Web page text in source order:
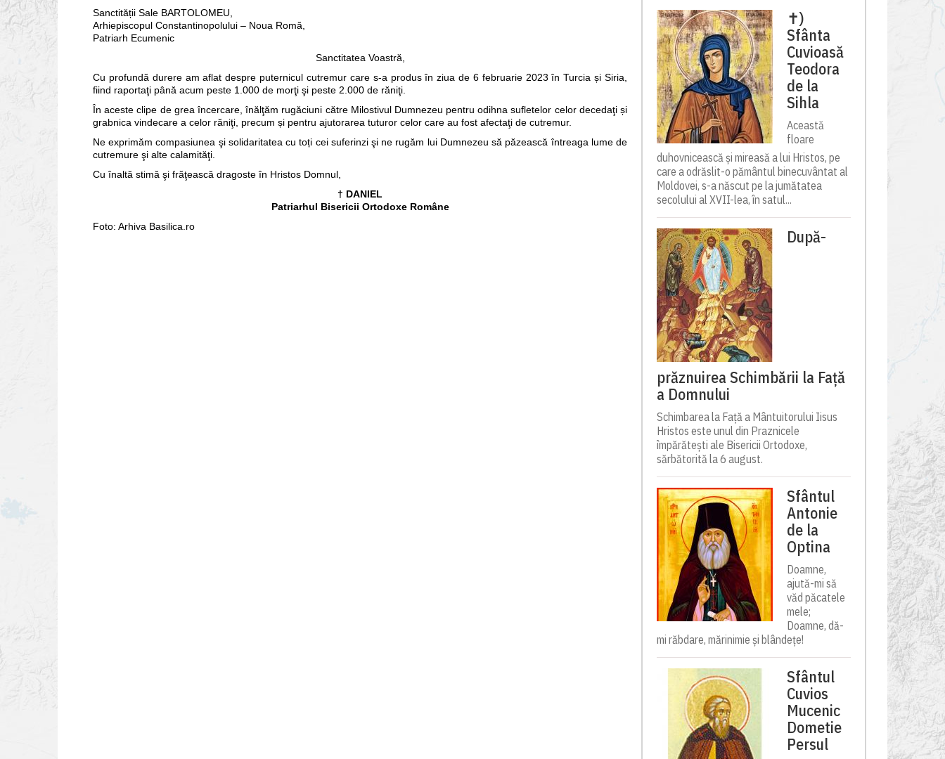
Sanctității Sale BARTOLOMEU,
Arhiepiscopul Constantinopolului – Noua Romă,
Patriarh Ecumenic
Sanctitatea Voastră,
Cu profundă durere am aflat despre puternicul cutremur care s-a produs în ziua de 6 februarie 2023 în Turcia și Siria,
fiind raportaţi până acum peste 1.000 de morţi şi peste 2.000 de răniţi.
În aceste clipe de grea încercare, înălţăm rugăciuni către Milostivul Dumnezeu pentru odihna sufletelor celor decedaţi și
grabnica vindecare a celor răniţi, precum și pentru ajutorarea tuturor celor care au fost afectaţi de cutremur.
Ne exprimăm compasiunea şi solidaritatea cu toți cei suferinzi şi ne rugăm lui Dumnezeu să păzească întreaga lume de
cutremure şi alte calamităţi.
Cu înaltă stimă şi frăţească dragoste în Hristos Domnul,
† DANIEL
Patriarhul Bisericii Ortodoxe Române
Foto: Arhiva Basilica.ro
✝)
Sfânta
Cuvioasă
Teodora
de la
Sihla
Această
floare
duhovnicească și mireasă a lui Hristos, pe
care a odrăslit-o pământul binecuvântat al
Moldovei, s-a născut pe la jumătatea
secolului al XVII-lea, în satul...
După-
prăznuirea Schimbării la Față
a Domnului
Schimbarea la Față a Mântuitorului Iisus
Hristos este unul din Praznicele
împărătești ale Bisericii Ortodoxe,
sărbătorită la 6 august.
Sfântul
Antonie
de la
Optina
Doamne,
ajută-mi să
văd păcatele
mele;
Doamne, dă-
mi răbdare, mărinimie şi blândeţe!
Sfântul
Cuvios
Mucenic
Dometie
Persul